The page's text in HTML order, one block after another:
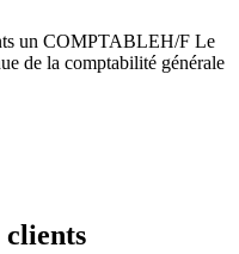
un COMPTABLEH/F Le
de la comptabilité générale
clients